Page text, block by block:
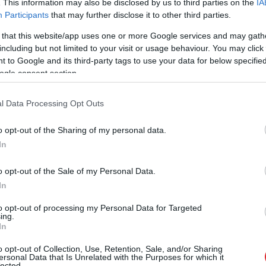
This information may also be disclosed by us to third parties on the
Participants that may further disclose it to other third parties.
that this website/app uses one or more Google services and may
but not limited to your visit or usage behaviour. You may
to Google and its third-party tags to use your data for below
consent section.
Data Processing Opt Outs
opt-out of the Sharing of my personal data.
opt-out of the Sale of my Personal Data.
opt-out of processing my Personal Data for Targeted
opt-out of Collection, Use, Retention, Sale, and/or Sharing
Data that Is Unrelated with the Purposes for which it
kāda veida un cik ilgu piedzīvojumu
tā maršrutu. Viens no populārākajiem mērķiem
līdz šim neiepazītus vides objektus tepat Latvijā.
jāsāk ar kartes apgūšanu, kurā jāatzīmē
tūrisma mērķis ir nokļūt cilvēka neskartās
civilizācijas ietekme. Šādā mērķa
jāvelta ēdienreižu plānošanai un atbilstoša
pārbaudīt pašam sevi un savu izturību,
izvēli, kā arī nepārcensties eksotiska maršruta
vismaz daļēji apdzīvotā vietā, kur pieejams
arī līdzcilvēku palīdzība. Pārbaudot savu